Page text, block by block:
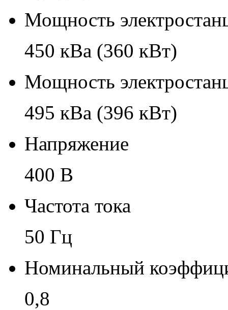
Мощность
450 кВа (360 кВт)
Мощность
495 кВа (396 кВт)
Напряжение
400 В
Частота тока
50 Гц
Номинальный
0,8